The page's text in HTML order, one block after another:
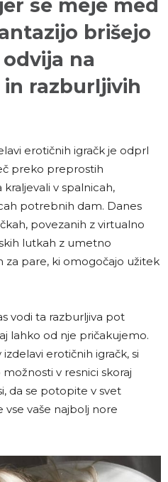
se meje med
brišejo
na
razburljivih
erotičnih igračk je odprl
preko preprostih
v spalnicah,
potrebnih dam. Danes
povezanih z virtualno
lutkah z umetno
za pare, ki omogočajo užitek
vodi ta razburljiva pot
lahko od nje pričakujemo.
erotičnih igračk, si
v resnici skoraj
da se potopite v svet
vse vaše najbolj nore